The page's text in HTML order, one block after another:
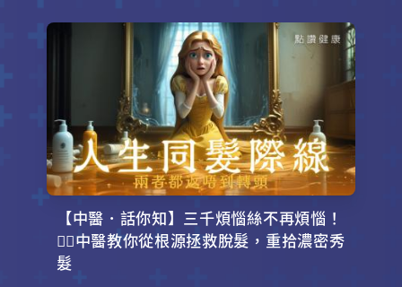
【中醫．話你知】三千煩惱絲不再煩惱！
💇‍♂️中醫教你從根源拯救脫髮，重拾濃密秀
髮